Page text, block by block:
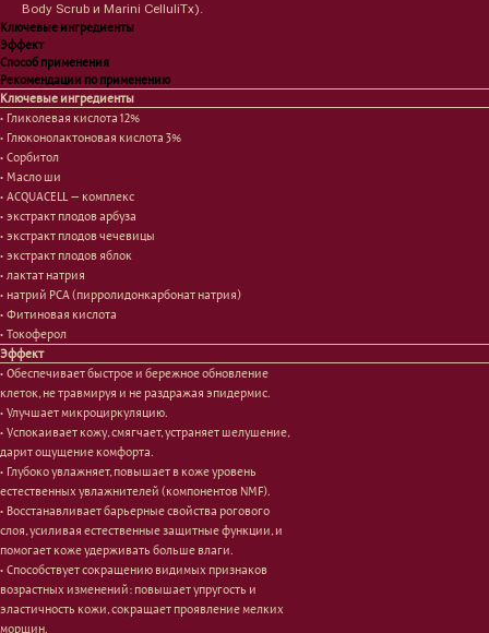
Body Scrub и Marini CelluliTx).
Ключевые ингредиенты
Эффект
Способ применения
Рекомендации по применению
Ключевые ингредиенты
• Гликолевая кислота 12%
• Глюконолактоновая кислота 3%
• Сорбитол
• Масло ши
• ACQUACELL — комплекс
• экстракт плодов арбуза
• экстракт плодов чечевицы
• экстракт плодов яблок
• лактат натрия
• натрий PCA (пирролидонкарбонат натрия)
• Фитиновая кислота
• Токоферол
Эффект
• Обеспечивает быстрое и бережное обновление
клеток, не травмируя и не раздражая эпидермис.
• Улучшает микроциркуляцию.
• Успокаивает кожу, смягчает, устраняет шелушение,
дарит ощущение комфорта.
• Глубоко увлажняет, повышает в коже уровень
естественных увлажнителей (компонентов NMF).
• Восстанавливает барьерные свойства рогового
слоя, усиливая естественные защитные функции, и
помогает коже удерживать больше влаги.
• Способствует сокращению видимых признаков
возрастных изменений: повышает упругость и
эластичность кожи, сокращает проявление мелких
морщин.
Проблемы
Очищение
Шея и зона декольте
Пилинги/масла
Уход за ногами
Гаджеты
Сертификаты
Наборы
Лицо
Проблемы
Очищение
Увлажнение/питание
Сыворотки/ эссенции
Ретинол
Защита от солнца
Тонизация
Восстановление
Маски и патчи
Уход за губами
Декоротивная косметика
Волосы
Проблемы
Шампуни
Кондиционеры/бальзамы
Маски/скрабы